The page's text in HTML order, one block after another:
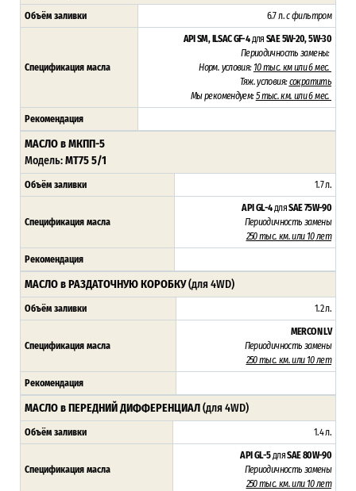
Объём заливки 6.7 л.с фильтром
Спецификация масла
API SM, ILSAC GF-4дляSAE 5W-20, 5W-30
Периодичность замены:
Норм. условия: 10 тыс. км или 6 мес.
Тяж. условия:сократить
Мы рекомендуем:5 тыс. км. или 6 мес.
Рекомендация
МАСЛО в МКПП-5
Модель:MT75 5/1
Объём заливки 1.7 л.
Спецификация масла
API GL-4дляSAE 75W-90
Периодичность замены
250 тыс. км. или 10лет
Рекомендация
МАСЛО в РАЗДАТОЧНУЮ КОРОБКУ(для 4WD)
Объём заливки 1.2 л.
Спецификация масла
MERCON LV
Периодичность замены
250 тыс. км. или 10 лет
Рекомендация
МАСЛО в ПЕРЕДНИЙ ДИФФЕРЕНЦИАЛ(для 4WD)
Объём заливки 1.4 л.
Спецификация масла
API GL-5дляSAE 80W-90
Периодичность замены
250 тыс. км. или 10 лет